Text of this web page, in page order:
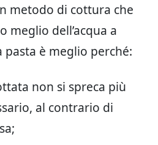
metodo di cottura che
meglio dell’acqua a
è meglio perché:
non si spreca più
al contrario di